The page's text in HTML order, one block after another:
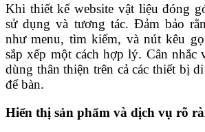
Khi thiết kế website vật liệu đóng
sử dụng và tương tác. Đảm bảo
như menu, tìm kiếm, và nút kêu
sắp xếp một cách hợp lý. Cân nhắc
dùng thân thiện trên cả các thiết bị
để bàn.
Hiển thị sản phẩm và dịch vụ rõ